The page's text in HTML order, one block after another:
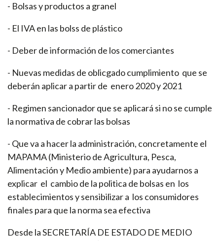
- Bolsas y productos a granel
- El IVA en las bolss de plástico
- Deber de información de los comerciantes
- Nuevas medidas de oblicgado cumplimiento que se
deberán aplicar a partir de enero 2020 y 2021
- Regimen sancionador que se aplicará si no se cumple
la normativa de cobrar las bolsas
- Que va a hacer la administración, concretamente el
MAPAMA (Ministerio de Agricultura, Pesca,
Alimentación y Medio ambiente) para ayudarnos a
explicar el cambio de la politica de bolsas en los
establecimientos y sensibilizar a los consumidores
finales para que la norma sea efectiva
Desde la SECRETARÍA DE ESTADO DE MEDIO